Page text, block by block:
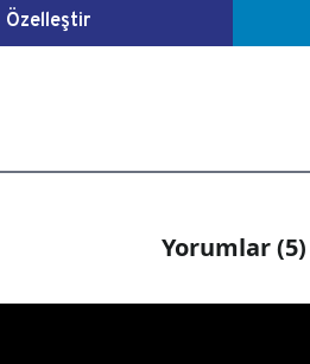
Özelleştir
Yorumlar (5)